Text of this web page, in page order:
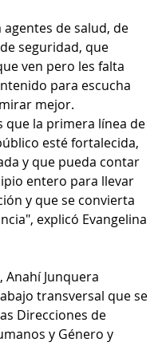
agentes de salud, de
seguridad, que
ven pero les falta
para escucha
mejor.
que la primera línea de
esté fortalecida,
y que pueda contar
entero para llevar
y que se convierta
explicó Evangelina
Anahí Junquera
transversal que se
Direcciones de
y Género y